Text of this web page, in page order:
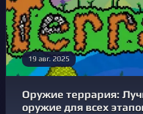
19 авг. 2025
Оружие террария:
оружие для всех